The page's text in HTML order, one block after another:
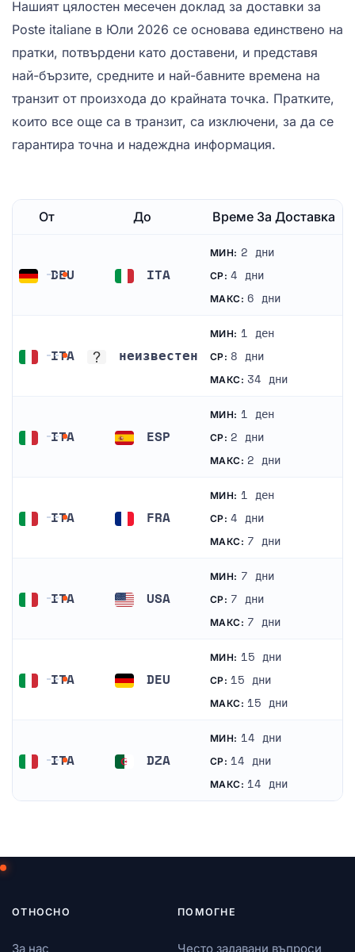
Нашият цялостен месечен доклад за доставки за
Poste italiane в Юли 2026 се основава единствено на
пратки, потвърдени като доставени, и представя
най-бързите, средните и най-бавните времена на
транзит от произхода до крайната точка. Пратките,
които все още са в транзит, са изключени, за да се
гарантира точна и надеждна информация.
От До Време За Доставка
DEU ITA
МИН: 2 дни
СР: 4 дни
МАКС: 6 дни
ITA неизвестен
МИН: 1 ден
СР: 8 дни
МАКС: 34 дни
ITA ESP
МИН: 1 ден
СР: 2 дни
МАКС: 2 дни
ITA FRA
МИН: 1 ден
СР: 4 дни
МАКС: 7 дни
ITA USA
МИН: 7 дни
СР: 7 дни
МАКС: 7 дни
ITA DEU
МИН: 15 дни
СР: 15 дни
МАКС: 15 дни
ITA DZA
МИН: 14 дни
СР: 14 дни
МАКС: 14 дни
ОТНОСНО
За нас
ПОМОГНЕ
Често задавани въпроси